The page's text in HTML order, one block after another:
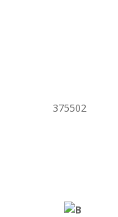
375502